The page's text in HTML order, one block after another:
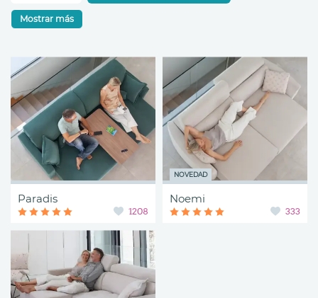
Mostrar más
Paradis
1208
NOVEDAD
Noemi
333